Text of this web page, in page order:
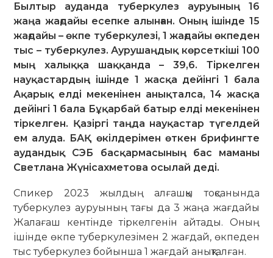
Былтыр ауданда туберкулез ауруының 16
жаңа жағдайы есепке алынған. Оның ішінде 15
жағдайы – өкпе туберкулезі, 1 жағдайы өкпеден
тыс – туберкулез. Аурушаңдық көрсеткіші 100
мың халыққа шаққанда – 39,6. Тіркелген
науқастардың ішінде 1 жасқа дейінгі 1 бала
Ақарық елді мекенінен анықталса, 14 жасқа
дейінгі 1 бала Бұқарбай батыр елді мекенінен
тіркелген. Қазіргі таңда науқастар түгелдей
ем алуда. БАҚ өкілдерімен өткен брифингте
аудандық СЭБ басқармасының бас маманы
Светлана Жүнісахметова осылай деді.
Спикер 2023 жылдың алғашқы тоқсанында
туберкулез ауруының тағы да 3 жаңа жағдайы
Жалағаш кентінде тіркелгенін айтады. Оның
ішінде өкпе туберкулезімен 2 жағдай, өкпе­ден
тыс туберкулез бойынша 1 жағдай анықталған.